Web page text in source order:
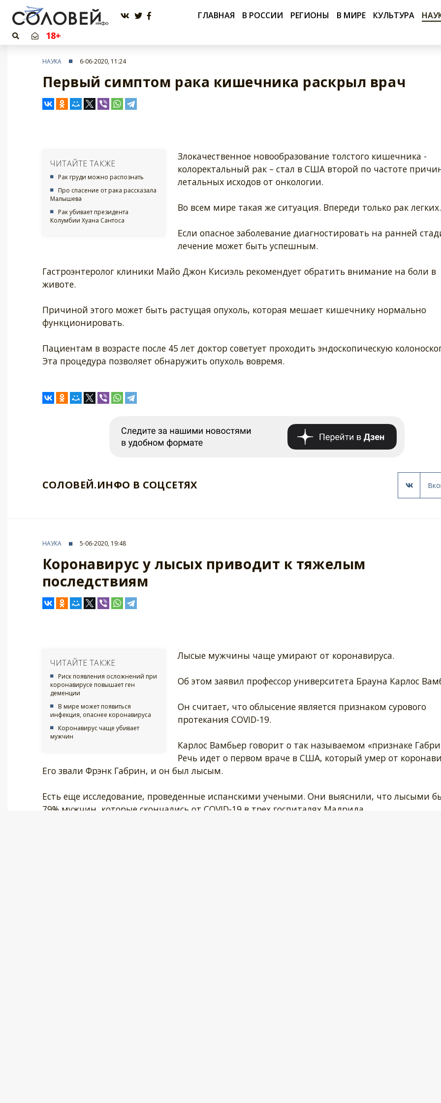
ГЛАВНАЯ В РОССИИ РЕГИОНЫ В МИРЕ КУЛЬТУРА
18+
НАУКА 6-06-2020, 11:24
Первый симптом рака кишечника раскрыл врач
ЧИТАЙТЕ ТАКЖЕ
Рак груди можно распознать
Про спасение от рака рассказала
Малышева
Рак убивает президента
Колумбии Хуана Сантоса
Злокачественное новообразование толстого кишечника -
колоректальный рак – стал в США второй по частоте
летальных исходов от онкологии.
Во всем мире такая же ситуация. Впереди только рак легких.
Если опасное заболевание диагностировать на ранней
лечение может быть успешным.
Гастроэнтеролог клиники Майо Джон Кисиэль рекомендует обратить внимание на боли в
животе.
Причиной этого может быть растущая опухоль, которая мешает кишечнику нормально
функционировать.
Пациентам в возрасте после 45 лет доктор советует проходить эндоскопическую
Эта процедура позволяет обнаружить опухоль вовремя.
СОЛОВЕЙ.ИНФО В СОЦСЕТЯХ
НАУКА 5-06-2020, 19:48
Коронавирус у лысых приводит к тяжелым
последствиям
ЧИТАЙТЕ ТАКЖЕ
Риск появления осложнений при
коронавирусе повышает ген
деменции
В мире может появиться
инфекция, опаснее коронавируса
Коронавирус чаще убивает
мужчин
Лысые мужчины чаще умирают от коронавируса.
Об этом заявил профессор университета Брауна Карлос
Он считает, что облысение является признаком сурового
протекания COVID-19.
Карлос Вамбьер говорит о так называемом «признаке
Речь идет о первом враче в США, который умер от
Его звали Фрэнк Габрин, и он был лысым.
Есть еще исследование, проведенные испанскими учеными. Они выяснили, что лысыми
79% мужчин, которые скончались от COVID-19 в трех госпиталях Мадрида.